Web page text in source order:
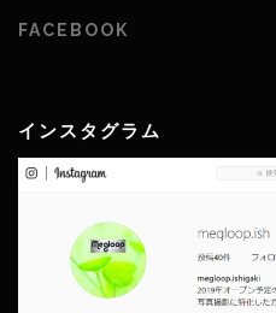
FACEBOOK
インスタグラム